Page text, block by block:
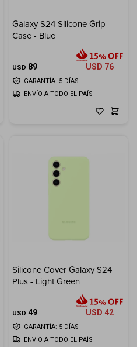
Galaxy S24 Silicone Grip
Case - Blue
USD 89 USD 76
GARANTÍA: 5 DÍAS
ENVÍO A TODO EL PAÍS
Silicone Cover Galaxy S24
Plus - Light Green
USD 49 USD 42
GARANTÍA: 5 DÍAS
ENVÍO A TODO EL PAÍS